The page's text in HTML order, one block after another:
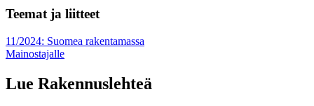
Teemat ja liitteet
11/2024: Suomea rakentamassa
Mainostajalle
Lue Rakennuslehteä